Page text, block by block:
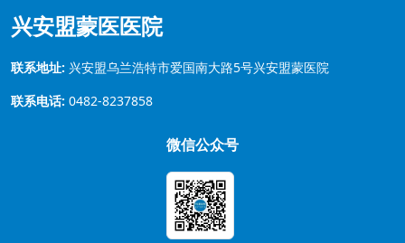
兴安盟蒙医医院
联系地址: 兴安盟乌兰浩特市爱国南大路5号兴安盟蒙医院
联系电话: 0482-8237858
微信公众号